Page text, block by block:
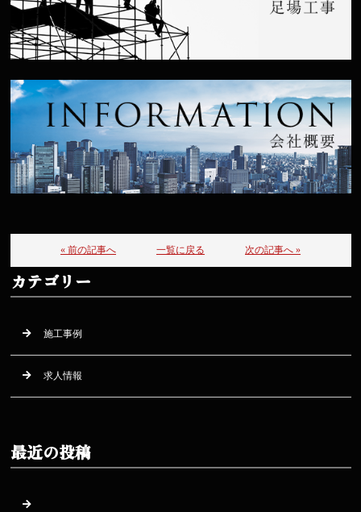
« 前の記事へ 一覧に戻る 次の記事へ »
カテゴリー
施工事例
求人情報
最近の投稿